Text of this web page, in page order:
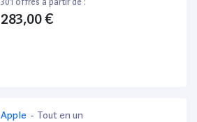
283,00 €
Apple - Tout en un